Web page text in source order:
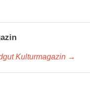
Kulturmagazin →